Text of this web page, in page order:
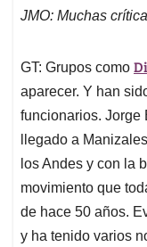
JMO: Muchas
GT: Grupos como
aparecer. Y han
funcionarios. Jorge
llegado a
los Andes y con la
movimiento que
de hace 50 años.
y ha tenido varios